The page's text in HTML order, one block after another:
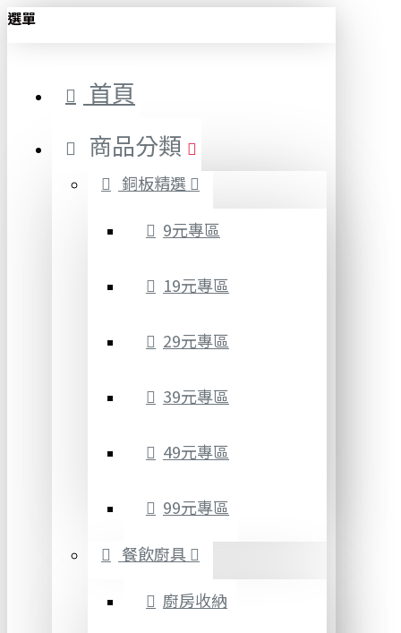
選單
首頁
商品分類
銅板精選
9元專區
19元專區
29元專區
39元專區
49元專區
99元專區
餐飲廚具
廚房收納